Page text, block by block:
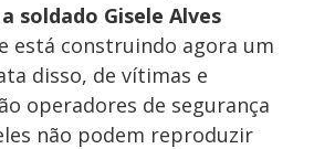
soldado Gisele Alves
está construindo agora um
disso, de vítimas e
operadores de segurança
não podem reproduzir